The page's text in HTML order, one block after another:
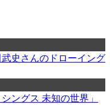
史さんのドローイング
ングス 未知の世界」